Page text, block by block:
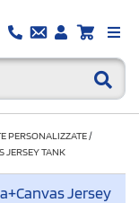
PERSONALIZZATE/
JERSEY TANK
Jersey